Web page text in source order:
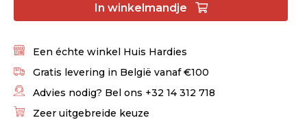
In winkelmandje
Een échte winkel Huis Hardies
Gratis levering in België vanaf €100
Advies nodig? Bel ons +32 14 312 718
Zeer uitgebreide keuze